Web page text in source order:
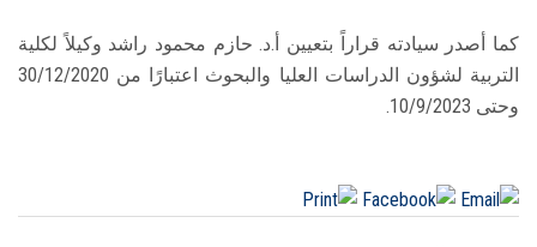
كما أصدر سيادته قراراً بتعيين أ.د. حازم محمود راشد وكيلاً لكلية
التربية لشؤون الدراسات العليا والبحوث اعتبارًا من 30/12/2020
وحتى 10/9/2023.